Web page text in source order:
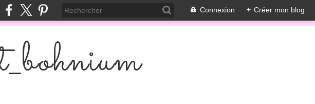
Connexion + Créer mon blog